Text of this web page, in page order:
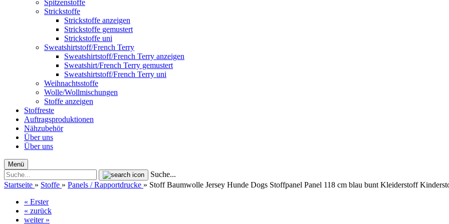
Spitzenstoffe
Strickstoffe
Strickstoffe anzeigen
Strickstoffe gemustert
Strickstoffe uni
Sweatshirtstoff/French Terry
Sweatshirtstoff/French Terry anzeigen
Sweatshirt/French Terry gemustert
Sweatshirtstoff/French Terry uni
Weihnachtsstoffe
Wolle/Wollmischungen
Stoffe anzeigen
Stoffreste
Auftragsproduktionen
Nähzubehör
Über uns
Über uns
Menü
Suche...
Startseite » Stoffe » Panels / Rapportdrucke » Stoff Baumwolle Jersey Hunde Dogs Stoffpanel Panel 118 cm blau bunt Kleiderstoff
« Erster
« zurück
weiter »